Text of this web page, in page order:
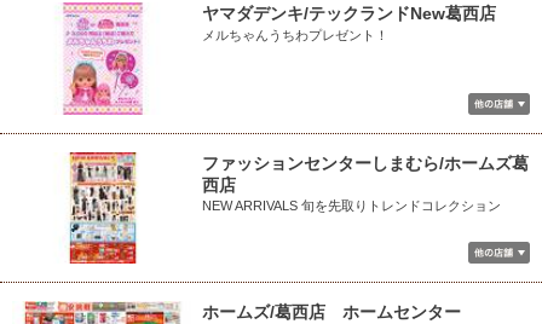
ヤマダデンキ/テックランドNew葛西店
メルちゃんうちわプレゼント！
ファッションセンターしまむら/ホームズ葛
西店
NEW ARRIVALS 旬を先取りトレンドコレクション
ホームズ/葛西店 ホームセンター